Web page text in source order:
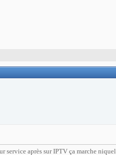
service après sur IPTV ça marche niquel